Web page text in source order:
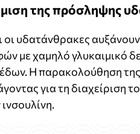
της πρόσληψης
οι υδατάνθρακες
με χαμηλό γλυκαιμικό
Η παρακολούθηση
για τη διαχείριση